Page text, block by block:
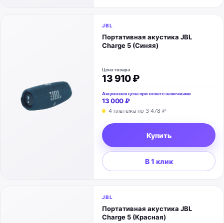
JBL
Портативная акустика JBL
Charge 5 (Синяя)
Цена товара
13 910 ₽
Акционная цена при оплате наличными
13 000 ₽
4 платежа по 3 478 ₽
Купить
В 1 клик
JBL
Портативная акустика JBL
Charge 5 (Красная)